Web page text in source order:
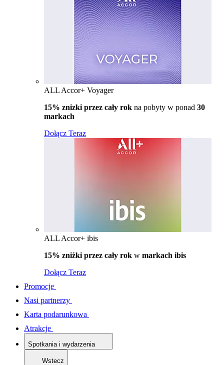
ALL Accor+ Voyager
15% znizki przez cały rok na pobyty w ponad 30
markach
Dołącz Teraz
ALL Accor+ ibis
15% zniżki przez cały rok w markach ibis
Dołącz Teraz
Promocje
Nasi partnerzy
Karta podarunkowa
Atrakcje
Spotkania i wydarzenia
Wstecz